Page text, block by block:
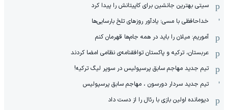
سیتی بهترین جانشین برای کاپیتانش را پیدا کرد
خداحافظی با مسی؛ یادآور روزهای تلخ بارسایی‌ها
آموریم: میلان را باید در همه جام‌ها قهرمان کنم
عربستان، ترکیه و پاکستان توافقنامه‌ی نظامی امضا کردند
تیم جدید مهاجم سابق پرسپولیس در سوپر لیگ ترکیه!
تیم جدید سردار دورسون ، مهاجم سابق پرسپولیس
دیومانده اولین بازی با رئال را از دست داد